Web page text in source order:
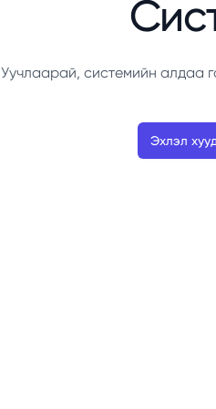
Уучлаарай, системийн алдаа
Эхлэл